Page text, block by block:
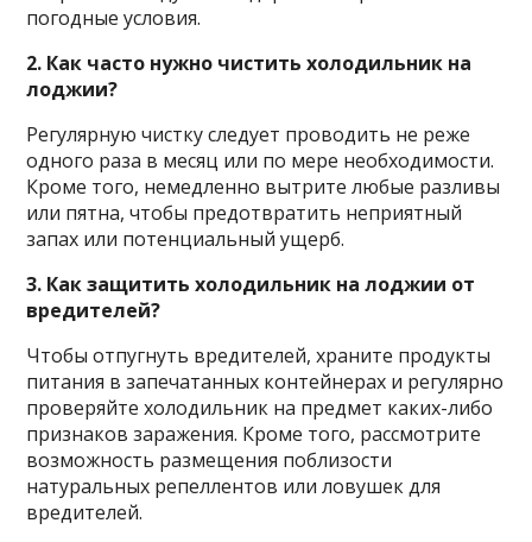
погодные условия.
2. Как часто нужно чистить холодильник на
лоджии?
Регулярную чистку следует проводить не реже
одного раза в месяц или по мере необходимости.
Кроме того, немедленно вытрите любые разливы
или пятна, чтобы предотвратить неприятный
запах или потенциальный ущерб.
3. Как защитить холодильник на лоджии от
вредителей?
Чтобы отпугнуть вредителей, храните продукты
питания в запечатанных контейнерах и регулярно
проверяйте холодильник на предмет каких-либо
признаков заражения. Кроме того, рассмотрите
возможность размещения поблизости
натуральных репеллентов или ловушек для
вредителей.